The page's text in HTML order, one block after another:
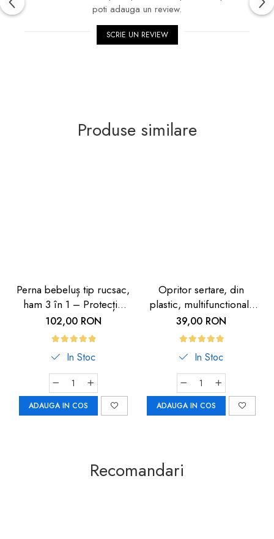
poti adauga un review.
SCRIE UN REVIEW
Produse similare
Perna bebeluș tip rucsac,
ham 3 în 1 – Protecție
cap și spate cu design
avion
102,00 RON
In Stoc
ADAUGA IN COS
Opritor sertare, din
plastic, multifunctional,
transparent, 2 buc
39,00 RON
In Stoc
ADAUGA IN COS
Recomandari